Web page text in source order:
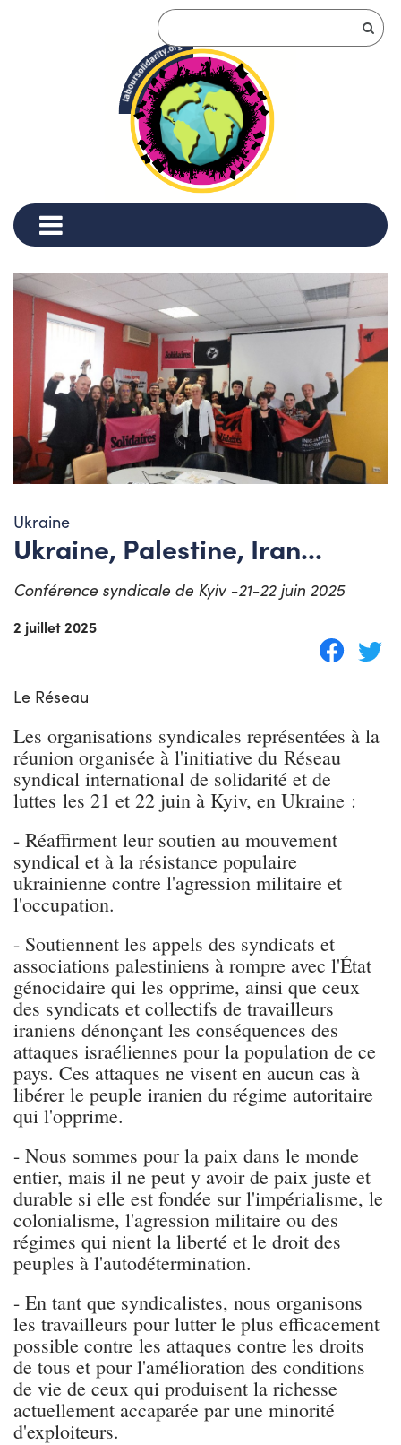
Ukraine
Ukraine, Palestine, Iran...
Conférence syndicale de Kyiv -21-22 juin 2025
2 juillet 2025
Le Réseau
Les organisations syndicales représentées à la
réunion organisée à l'initiative du Réseau
syndical international de solidarité et de
luttes les 21 et 22 juin à Kyiv, en Ukraine :
- Réaffirment leur soutien au mouvement
syndical et à la résistance populaire
ukrainienne contre l'agression militaire et
l'occupation.
- Soutiennent les appels des syndicats et
associations palestiniens à rompre avec l'État
génocidaire qui les opprime, ainsi que ceux
des syndicats et collectifs de travailleurs
iraniens dénonçant les conséquences des
attaques israéliennes pour la population de ce
pays. Ces attaques ne visent en aucun cas à
libérer le peuple iranien du régime autoritaire
qui l'opprime.
- Nous sommes pour la paix dans le monde
entier, mais il ne peut y avoir de paix juste et
durable si elle est fondée sur l'impérialisme, le
colonialisme, l'agression militaire ou des
régimes qui nient la liberté et le droit des
peuples à l'autodétermination.
- En tant que syndicalistes, nous organisons
les travailleurs pour lutter le plus efficacement
possible contre les attaques contre les droits
de tous et pour l'amélioration des conditions
de vie de ceux qui produisent la richesse
actuellement accaparée par une minorité
d'exploiteurs.